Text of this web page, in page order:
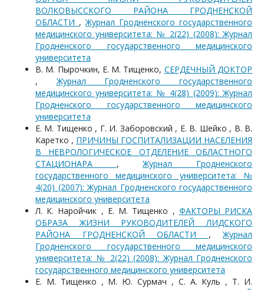
ВОЛКОВЫССКОГО РАЙОНА ГРОДНЕНСКОЙ
ОБЛАСТИ ,Журнал Гродненского государственного
медицинского университета: № 2(22) (2008): Журнал
Гродненского государственного медицинского
университета
В. М. Пырочкин, Е. М. Тищенко, СЕРДЕЧНЫЙ ДОКТОР
,Журнал Гродненского государственного
медицинского университета: № 4(28) (2009): Журнал
Гродненского государственного медицинского
университета
Е. М. Тищенко , Г. И. Заборовский , Е. В. Шейко , В. В.
Каретко , ПРИЧИНЫ ГОСПИТАЛИЗАЦИИ НАСЕЛЕНИЯ
В НЕВРОЛОГИЧЕСКОЕ ОТДЕЛЕНИЕ ОБЛАСТНОГО
СТАЦИОНАРА ,Журнал Гродненского
государственного медицинского университета: №
4(20) (2007): Журнал Гродненского государственного
медицинского университета
Л. К. Наройчик , Е. М. Тищенко , ФАКТОРЫ РИСКА
ОБРАЗА ЖИЗНИ РУКОВОДИТЕЛЕЙ ЛИДСКОГО
РАЙОНА ГРОДНЕНСКОЙ ОБЛАСТИ ,Журнал
Гродненского государственного медицинского
университета: № 2(22) (2008): Журнал Гродненского
государственного медицинского университета
Е. М. Тищенко , М. Ю. Сурмач , С. А. Куль , Т. И.